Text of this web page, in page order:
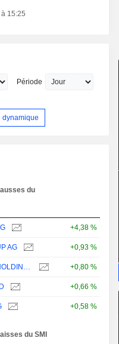
15:25
Période
dynamique
du
+4,38 %
AG +0,93 %
SWISS LIFE HOLDING AG +0,80 %
+0,66 %
+0,58 %
du SMI